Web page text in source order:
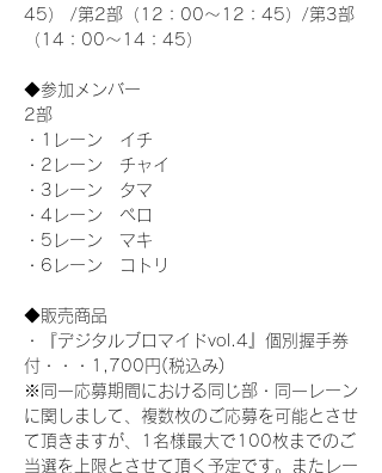
45） /第2部（12：00～12：45）/第3部
（14：00～14：45）
◆参加メンバー
2部
・1レーン　イチ
・2レーン　チャイ
・3レーン　タマ
・4レーン　ペロ
・5レーン　マキ
・6レーン　コトリ
◆販売商品
・『デジタルブロマイドvol.4』個別握手券
付・・・1,700円(税込み)
※同一応募期間における同じ部・同一レーン
に関しまして、複数枚のご応募を可能とさせ
て頂きますが、1名様最大で100枚までのご
当選を上限とさせて頂く予定です。またレー